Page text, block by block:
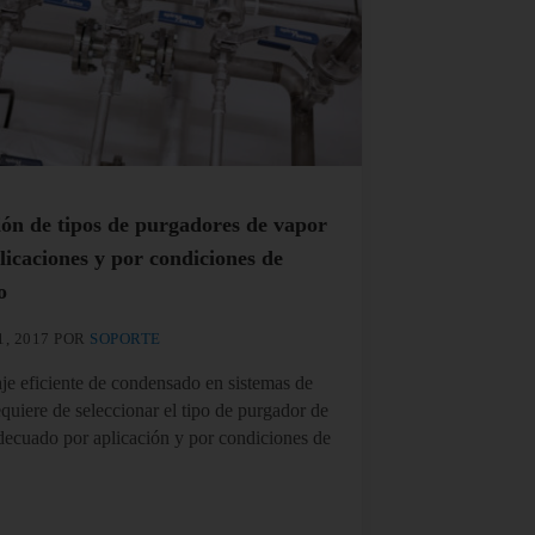
de tipos de purgadores de vapor
y por condiciones de
2017 POR SOPORTE
eficiente de condensado en sistemas de
de seleccionar el tipo de purgador de
por aplicación y por condiciones de